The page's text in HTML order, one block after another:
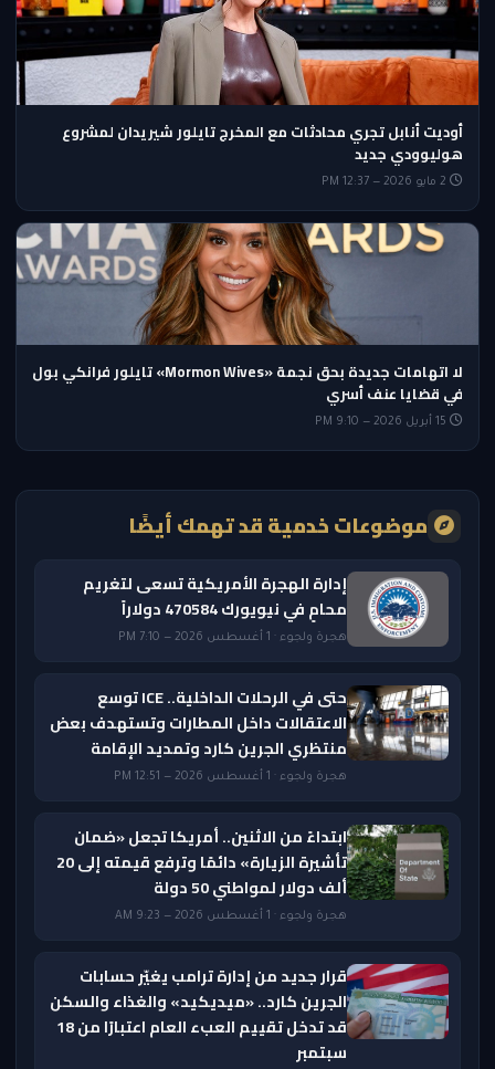
أوديت أنابل تجري محادثات مع المخرج تايلور شيريدان لمشروع
هوليوودي جديد
لا اتهامات جديدة بحق نجمة «Mormon Wives» تايلور فرانكي بول
في قضايا عنف أسري
موضوعات خدمية قد تهمك أيضًا
إدارة الهجرة الأمريكية تسعى لتغريم
محامٍ في نيويورك 470584 دولاراً
هجرة ولجوء · 1 أغسطس 2026 — 7:10 PM
حتى في الرحلات الداخلية.. ICE توسع
الاعتقالات داخل المطارات وتستهدف بعض
منتظري الجرين كارد وتمديد الإقامة
هجرة ولجوء · 1 أغسطس 2026 — 12:51 PM
ابتداءً من الاثنين.. أمريكا تجعل «ضمان
تأشيرة الزيارة» دائمًا وترفع قيمته إلى 20
ألف دولار لمواطني 50 دولة
هجرة ولجوء · 1 أغسطس 2026 — 9:23 AM
قرار جديد من إدارة ترامب يغيّر حسابات
الجرين كارد.. «ميديكيد» والغذاء والسكن
قد تدخل تقييم العبء العام اعتبارًا من 18
سبتمبر